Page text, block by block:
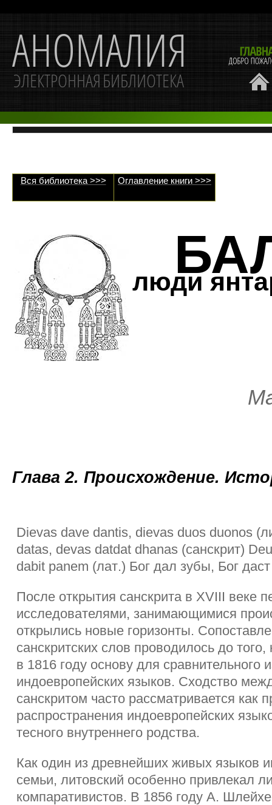
Вся библиотека >>> Оглавление книги >>>
люди
Глава 2. Происхождение.
Dievas dave dantis, dievas duos duonos (
datas, devas datdat dhanas (санскрит)
dabit panem (лат.) Бог дал зубы, Бог
После открытия санскрита в XVIII веке
исследователями, занимающимися
открылись новые горизонты.
санскритских слов проводилось до
в 1816 году основу для сравнительного
индоевропейских языков. Сходство
санскритом часто рассматривается как
распространения индоевропейских
тесного внутреннего родства.
Как один из древнейших живых языков
семьи, литовский особенно привлекал
компаративистов. В 1856 году А.